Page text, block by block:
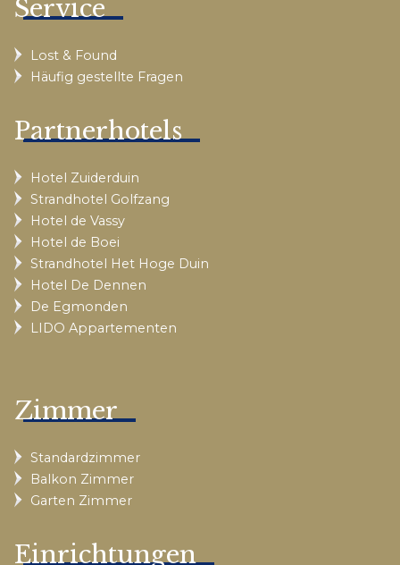
Service
Lost & Found
Häufig gestellte Fragen
Partnerhotels
Hotel Zuiderduin
Strandhotel Golfzang
Hotel de Vassy
Hotel de Boei
Strandhotel Het Hoge Duin
Hotel De Dennen
De Egmonden
LIDO Appartementen
Zimmer
Standardzimmer
Balkon Zimmer
Garten Zimmer
Einrichtungen